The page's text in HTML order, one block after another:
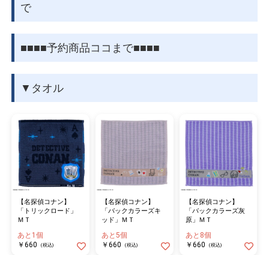
で
■■■■予約商品ココまで■■■■
▼タオル
【名探偵コナン】
「トリックロード」
ＭＴ
あと1個
￥660
(税込)
【名探偵コナン】
「バックカラーズキ
ッド」ＭＴ
あと5個
￥660
(税込)
【名探偵コナン】
「バックカラーズ灰
原」ＭＴ
あと8個
￥660
(税込)